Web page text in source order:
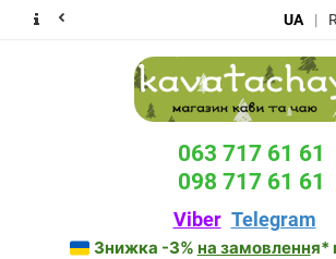
UA |
063 717 61 61
098 717 61 61
Viber Telegram
Знижка -3% на замовлення*